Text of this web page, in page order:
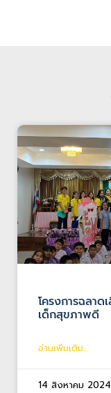
โครงการฉลา
เด็กสุขภาพดี
อ่านเพิ่มเติม...
14 สิงหาคม 2024